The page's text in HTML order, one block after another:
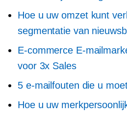
Hoe u uw omzet kunt
segmentatie van
E-commerce E-
voor 3x Sales
5 e-mailfouten die u
Hoe u uw